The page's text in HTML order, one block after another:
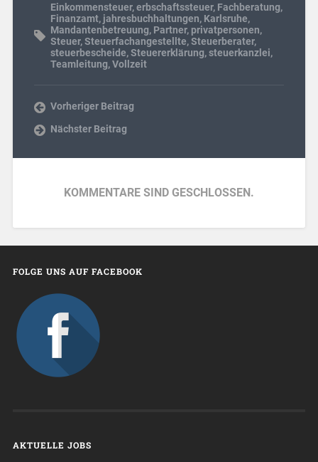
Einkommensteuer,erbschaftssteuer, Fachberatung,
Finanzamt, jahresbuchhaltungen, Karlsruhe,
Mandantenbetreuung, Partner, privatpersonen,
Steuer,Steuer­fach­ange­stellte,Steuerberater,
steuerbescheide,Steuererklärung,steuerkanzlei,
Teamleitung,Vollzeit
Vorheriger Beitrag
Nächster Beitrag
KOMMENTARE SIND GESCHLOSSEN.
FOLGE UNS AUF FACEBOOK
AKTUELLE JOBS